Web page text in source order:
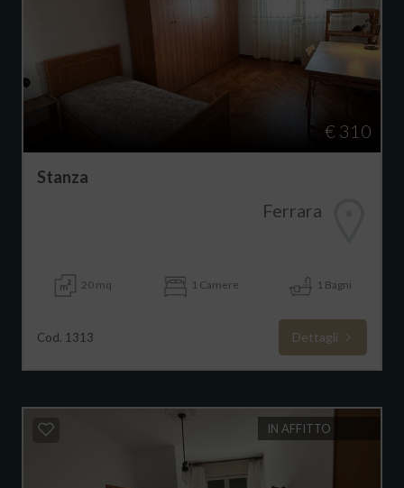
€ 310
Stanza
Ferrara
20 mq 1 Camere 1 Bagni
Cod. 1313 Dettagli
IN AFFITTO